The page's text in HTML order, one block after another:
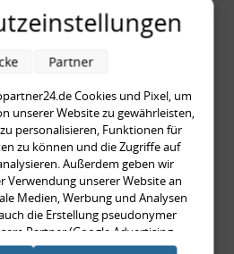
Artikel
mit
rot, US-Ecken,
80 Cabrio, Typ 89,
Nr.: 8G0945225 +
999,99 €
Cookies und Pixel, um
unserer Website zu gewährleisten,
personalisieren, Funktionen für
zu können und die Zugriffe auf
Außerdem geben wir
Verwendung unserer Website an
Medien, Werbung und Analysen
die Erstellung pseudonymer
Partner (Google Advertising
Informationen möglicherweise mit
Partner